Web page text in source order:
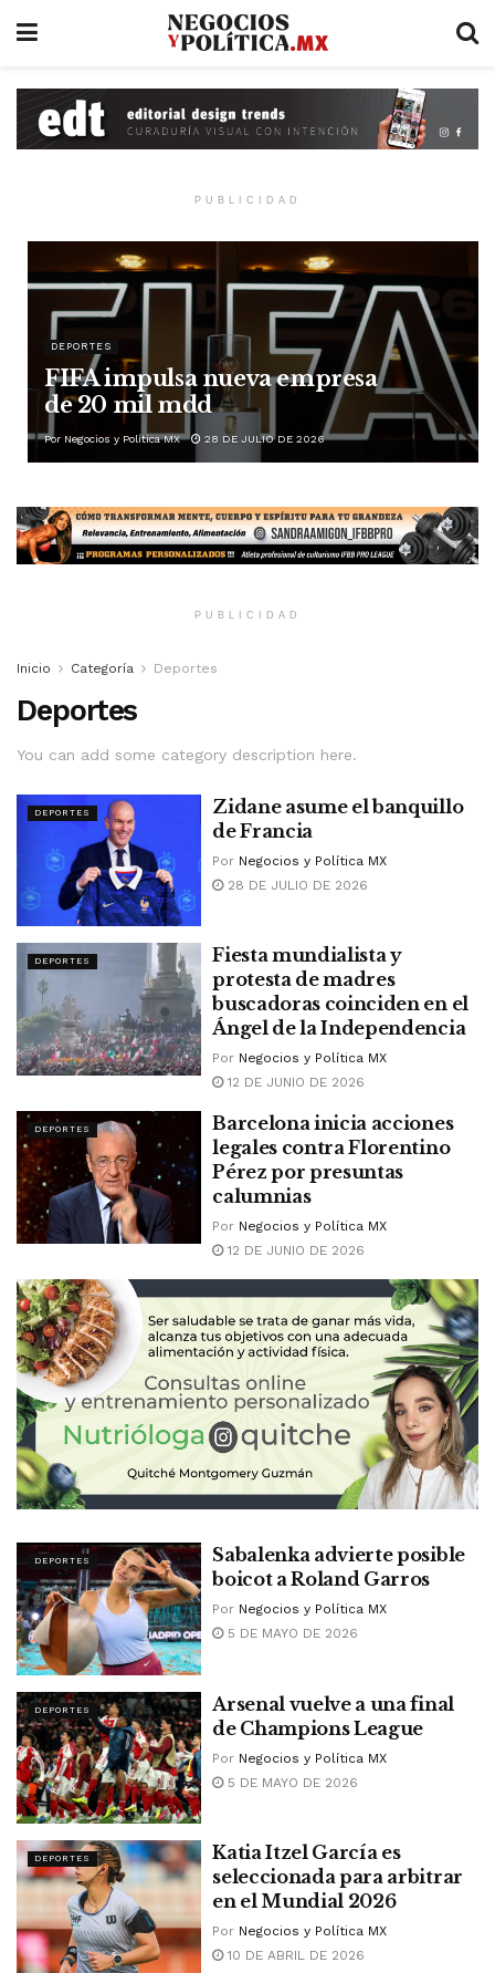
PUBLICIDAD
DEPORTES
FIFA impulsa nueva empresa
de 20 mil mdd
Por Negocios y Política MX 28 DE JULIO DE 2026
PUBLICIDAD
Inicio Categoría Deportes
Deportes
You can add some category description here.
DEPORTES
Zidane asume el banquillo
de Francia
Por Negocios y Política MX
28 DE JULIO DE 2026
DEPORTES
Fiesta mundialista y
protesta de madres
buscadoras coinciden en el
Ángel de la Independencia
Por Negocios y Política MX
12 DE JUNIO DE 2026
DEPORTES
Barcelona inicia acciones
legales contra Florentino
Pérez por presuntas
calumnias
Por Negocios y Política MX
12 DE JUNIO DE 2026
DEPORTES
Sabalenka advierte posible
boicot a Roland Garros
Por Negocios y Política MX
5 DE MAYO DE 2026
DEPORTES
Arsenal vuelve a una final
de Champions League
Por Negocios y Política MX
5 DE MAYO DE 2026
DEPORTES
Katia Itzel García es
seleccionada para arbitrar
en el Mundial 2026
Por Negocios y Política MX
10 DE ABRIL DE 2026